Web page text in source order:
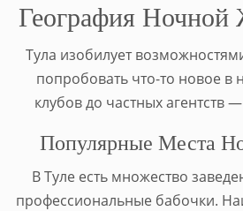
География
Тула изобилует
попробовать что-то новое в
клубов до частных
Популярные Места
В Туле есть множество
профессиональные бабочки.